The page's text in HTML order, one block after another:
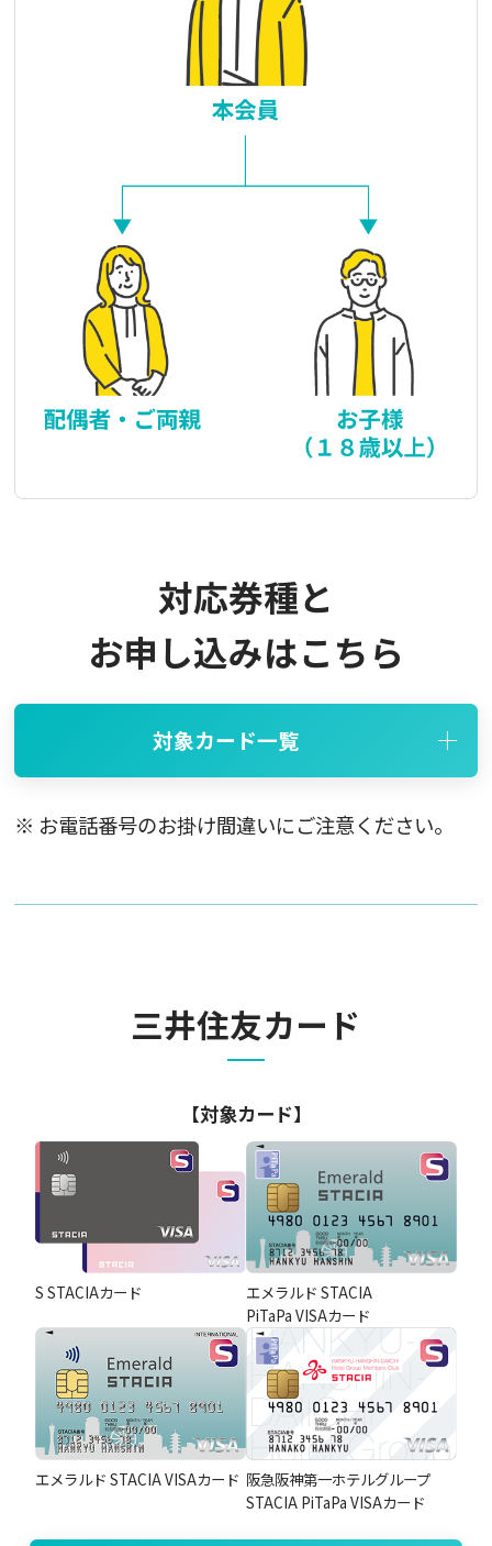
対応券種と
お申し込みはこちら
対象カード一覧
※ お電話番号のお掛け間違いにご注意ください。
三井住友カード
【対象カード】
S STACIAカード
エメラルド STACIA
PiTaPa VISAカード
エメラルド STACIA VISAカード 阪急阪神第一ホテルグループ
STACIA PiTaPa VISAカード